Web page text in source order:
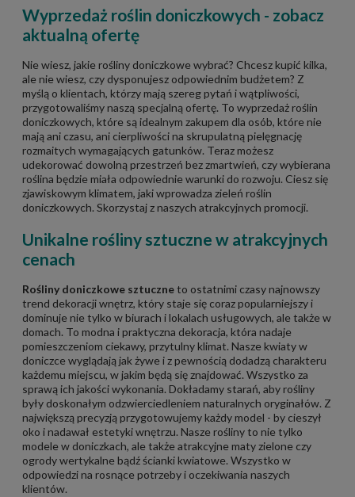
Wyprzedaż roślin doniczkowych - zobacz
aktualną ofertę
Nie wiesz, jakie rośliny doniczkowe wybrać? Chcesz kupić kilka,
ale nie wiesz, czy dysponujesz odpowiednim budżetem? Z
myślą o klientach, którzy mają szereg pytań i wątpliwości,
przygotowaliśmy naszą specjalną ofertę. To wyprzedaż roślin
doniczkowych, które są idealnym zakupem dla osób, które nie
mają ani czasu, ani cierpliwości na skrupulatną pielęgnację
rozmaitych wymagających gatunków. Teraz możesz
udekorować dowolną przestrzeń bez zmartwień, czy wybierana
roślina będzie miała odpowiednie warunki do rozwoju. Ciesz się
zjawiskowym klimatem, jaki wprowadza zieleń roślin
doniczkowych. Skorzystaj z naszych atrakcyjnych promocji.
Unikalne rośliny sztuczne w atrakcyjnych
cenach
Rośliny doniczkowe sztuczneto ostatnimi czasy najnowszy
trend dekoracji wnętrz, który staje się coraz popularniejszy i
dominuje nie tylko w biurach i lokalach usługowych, ale także w
domach. To modna i praktyczna dekoracja, która nadaje
pomieszczeniom ciekawy, przytulny klimat. Nasze kwiaty w
doniczce wyglądają jak żywe i z pewnością dodadzą charakteru
każdemu miejscu, w jakim będą się znajdować. Wszystko za
sprawą ich jakości wykonania. Dokładamy starań, aby rośliny
były doskonałym odzwierciedleniem naturalnych oryginałów. Z
największą precyzją przygotowujemy każdy model - by cieszył
oko i nadawał estetyki wnętrzu. Nasze rośliny to nie tylko
modele w doniczkach, ale także atrakcyjne maty zielone czy
ogrody wertykalne bądź ścianki kwiatowe. Wszystko w
odpowiedzi na rosnące potrzeby i oczekiwania naszych
klientów.